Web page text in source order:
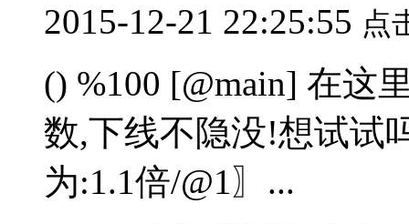
2015-12-21 22:25:55 点
() %100 [@main] 在这
数,下线不隐没!想试试
为:1.1倍/@1〗...